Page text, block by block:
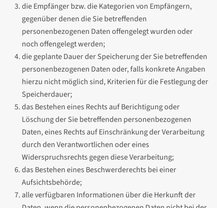
die Empfänger bzw. die Kategorien von Empfängern,
gegenüber denen die Sie betreffenden
personenbezogenen Daten offengelegt wurden oder
noch offengelegt werden;
die geplante Dauer der Speicherung der Sie betreffenden
personenbezogenen Daten oder, falls konkrete Angaben
hierzu nicht möglich sind, Kriterien für die Festlegung der
Speicherdauer;
das Bestehen eines Rechts auf Berichtigung oder
Löschung der Sie betreffenden personenbezogenen
Daten, eines Rechts auf Einschränkung der Verarbeitung
durch den Verantwortlichen oder eines
Widerspruchsrechts gegen diese Verarbeitung;
das Bestehen eines Beschwerderechts bei einer
Aufsichtsbehörde;
alle verfügbaren Informationen über die Herkunft der